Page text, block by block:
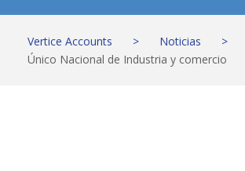
Vertice Accounts > Noticias >
Único Nacional de Industria y comercio